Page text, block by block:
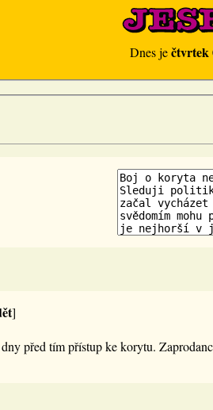
Dnes ječtvrtek
]
před tím přístup ke korytu.